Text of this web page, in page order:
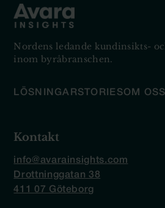
Nordens ledande kundinsikts-
inom byråbranschen.
LÖSNINGARSTORIESOM OSS
Kontakt
info@avarainsights.com
Drottninggatan 38
411 07 Göteborg